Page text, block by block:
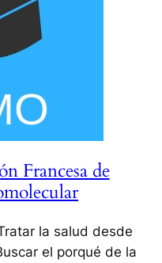
Francesa de
la salud desde
el porqué de la